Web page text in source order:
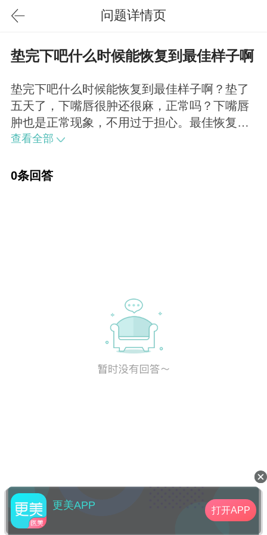
问题详情页
垫完下吧什么时候能恢复到最佳样子啊
垫完下吧什么时候能恢复到最佳样子啊？垫了
五天了，下嘴唇很肿还很麻，正常吗？下嘴唇
肿也是正常现象，不用过于担心。最佳恢复期
要在1-3个月，因此需要继续观察恢复。
查看全部
0条回答
更美APP 打开APP